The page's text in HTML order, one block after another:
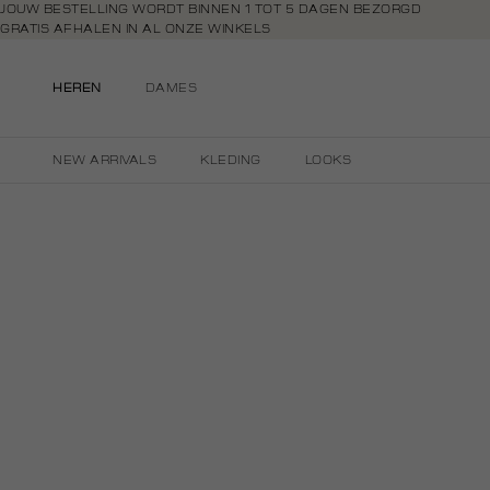
Navigeer
direct naar
Open de
JOUW BESTELLING WORDT BINNEN 1 TOT 5 DAGEN BEZORGD
GRATIS AFHALEN IN AL ONZE WINKELS
HEREN
DAMES
NEW ARRIVALS KLEDING LOOKS